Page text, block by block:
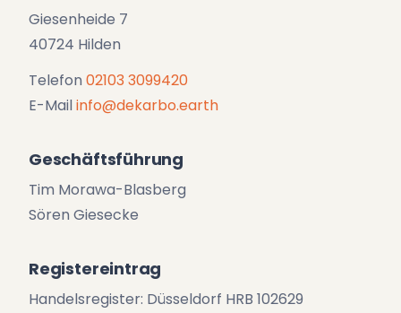
Giesenheide 7
40724 Hilden
Telefon 02103 3099420
E-Mailinfo@dekarbo.earth
Geschäftsführung
Tim Morawa-Blasberg
Sören Giesecke
Registereintrag
Handelsregister: Düsseldorf HRB 102629